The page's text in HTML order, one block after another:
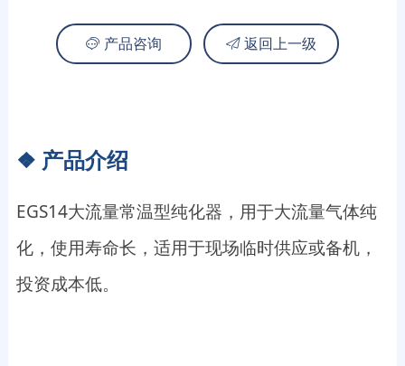
产品咨询 返回上一级
❖ 产品介绍
EGS14大流量常温型纯化器，用于大流量气体纯
化，使用寿命长，适用于现场临时供应或备机，
投资成本低。